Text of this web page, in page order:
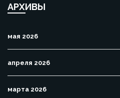
АРХИВЫ
мая 2026
апреля 2026
марта 2026